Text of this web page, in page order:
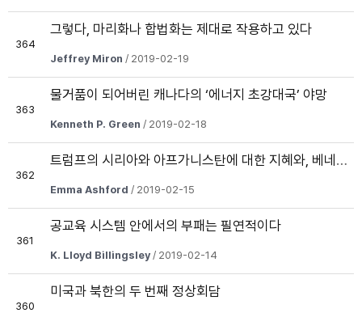
364
그렇다, 마리화나 합법화는 제대로 작용하고 있다
Jeffrey Miron / 2019-02-19
363
물거품이 되어버린 캐나다의 ‘에너지 초강대국’ 야망
Kenneth P. Green / 2019-02-18
362
트럼프의 시리아와 아프가니스탄에 대한 지혜와, 베네수엘라에 대한 무모함의 충돌
Emma Ashford / 2019-02-15
361
공교육 시스템 안에서의 부패는 필연적이다
K. Lloyd Billingsley / 2019-02-14
360
미국과 북한의 두 번째 정상회담